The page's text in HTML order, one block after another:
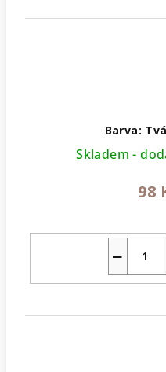
Barva:
Skladem -
98
−